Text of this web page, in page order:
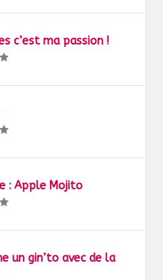
c’est ma passion !
: Apple Mojito
un gin’to avec de la